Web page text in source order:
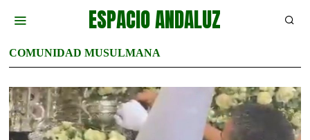
ESPACIO ANDALUZ
COMUNIDAD MUSULMANA